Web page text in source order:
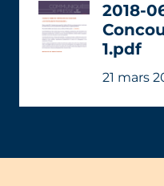
2018-
1.pdf
21 mars